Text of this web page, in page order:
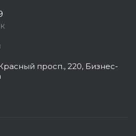
просп., 220, Бизнес-